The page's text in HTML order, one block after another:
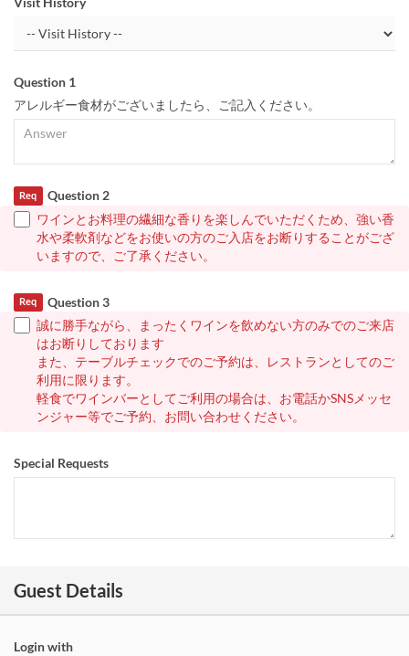
Question 1
アレルギー食材がございましたら、ご記入ください。
Question 2
Req
ワインとお料理の繊細な香りを楽しんでいただくため、強い香
水や柔軟剤などをお使いの方のご入店をお断りすることがござ
いますので、ご了承ください。
Question 3
Req
誠に勝手ながら、まったくワインを飲めない方のみでのご来店
はお断りしております
また、テーブルチェックでのご予約は、レストランとしてのご
利用に限ります。
軽食でワインバーとしてご利用の場合は、お電話かSNSメッセ
ンジャー等でご予約、お問い合わせください。
Special Requests
Guest Details
Login with